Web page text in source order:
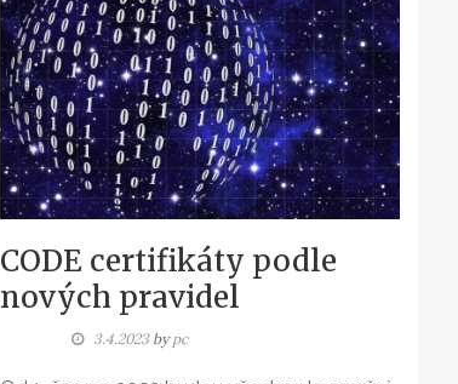
CODE certifikáty podle
nových pravidel
3.4.2023bypc